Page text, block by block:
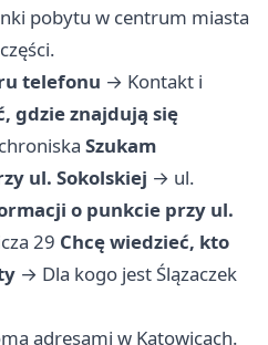
pobytu w centrum miasta
telefonu → Kontakt i
gdzie znajdują się
Szukam
ul. Sokolskiej → ul.
o punkcie przy ul.
29 Chcę wiedzieć, kto
→ Dla kogo jest Ślązaczek
adresami w Katowicach.